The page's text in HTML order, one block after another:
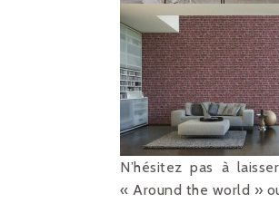
N’hésitez pas à
« Around the world »